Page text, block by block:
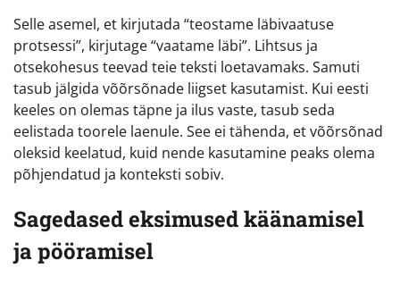
Selle asemel, et kirjutada “teostame läbivaatuse
protsessi”, kirjutage “vaatame läbi”. Lihtsus ja
otsekohesus teevad teie teksti loetavamaks. Samuti
tasub jälgida võõrsõnade liigset kasutamist. Kui eesti
keeles on olemas täpne ja ilus vaste, tasub seda
eelistada toorele laenule. See ei tähenda, et võõrsõnad
oleksid keelatud, kuid nende kasutamine peaks olema
põhjendatud ja konteksti sobiv.
Sagedased eksimused käänamisel
ja pööramisel